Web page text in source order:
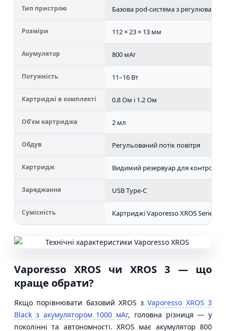
Тип пристрою Базова pod-система з
Розміри 112 × 23 × 13 мм
Акумулятор 800 мАг
Потужність 11–16 Вт
Картриджі в комплекті 0.8 Ом і 1.2 Ом
Обʼєм картриджа 2 мл
Обдув Регульований потік повітря
Картридж Видимий резервуар для контролю
Заряджання USB Type-C
Сумісність Картриджі Vaporesso XROS Series
Vaporesso XROS чи XROS 3 — що
краще обрати?
Якщо порівнювати базовий XROS зVaporesso XROS 3
Black з акумулятором 1000 мАг, головна різниця — у
поколінні та автономності. XROS має акумулятор 800